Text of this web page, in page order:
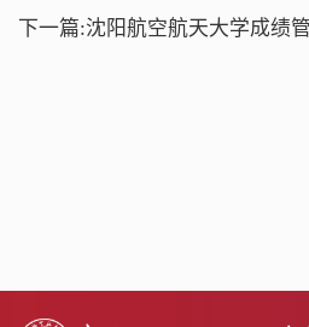
下一篇:沈阳航空航天大学成绩